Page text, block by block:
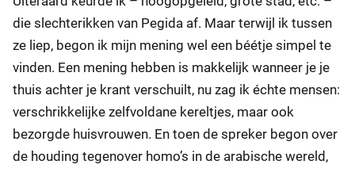
die slechterikken van Pegida af. Maar terwijl ik tussen
ze liep, begon ik mijn mening wel een béétje simpel te
vinden. Een mening hebben is makkelijk wanneer je je
thuis achter je krant verschuilt, nu zag ik échte mensen:
verschrikkelijke zelfvoldane kereltjes, maar ook
bezorgde huisvrouwen. En toen de spreker begon over
de houding tegenover homo’s in de arabische wereld,